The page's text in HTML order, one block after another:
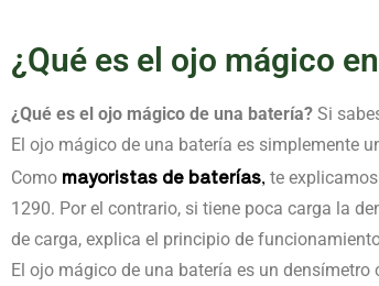
¿Qué es el ojo mágico
¿Qué es el ojo mágico de una batería? Si
El ojo mágico de una batería es simplemente
Como mayoristas de baterías, te
1290. Por el contrario, si tiene poca carga la
de carga, explica el principio de
El ojo mágico de una batería es un